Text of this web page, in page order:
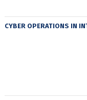
CYBER OPERATIONS IN